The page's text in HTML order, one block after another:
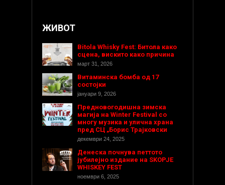
ЖИВОТ
Bitola Whisky Fest: Битола како
сцена, вискито како причина
март 31, 2026
Витаминска бомба од 17
состојки
јануари 9, 2026
Предновогодишнa зимска
магија на Winter Festival со
многу музика и улична храна
пред СЦ „Борис Трајковски
декември 24, 2025
Денеска почнува петтото
јубилејно издание на SKOPJE
WHISKEY FEST
ноември 6, 2025